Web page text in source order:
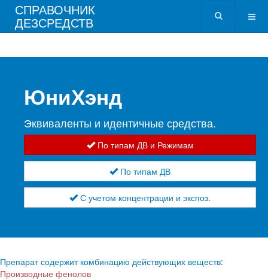
СПРАВОЧНИК
ДЕЗСРЕДСТВ
ЮниХэнд
Эквиваленты и идентичные средства.
По типам ДВ и Режимам
По типам ДВ
С учетом концентрации и экспоз.
Препарат содержит комбинацию действующих веществ:
Производные фенолов